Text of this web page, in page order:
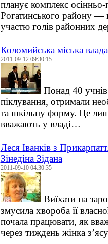
планує комплекс
Рогатинського району —
участю голів районних
Коломийська міська
2011-09-12 09:30:15
Понад 40 учнів,
піклування, отримали
та шкільну форму. Це
вважають у владі…
Леся Іванків з
Зінедіна Зідана
2011-09-10 04:30:35
Виїхати на
змусила хвороба її
почала працювати, як
через тиждень жінка